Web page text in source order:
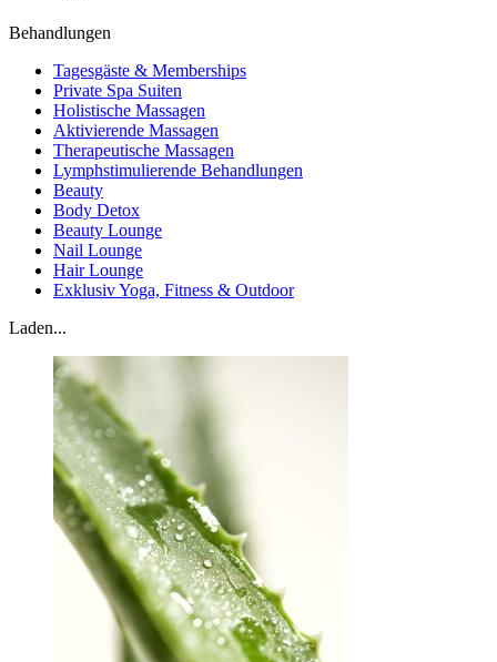
Behandlungen
Tagesgäste & Memberships
Private Spa Suiten
Holistische Massagen
Aktivierende Massagen
Therapeutische Massagen
Lymphstimulierende Behandlungen
Beauty
Body Detox
Beauty Lounge
Nail Lounge
Hair Lounge
Exklusiv Yoga, Fitness & Outdoor
Laden...